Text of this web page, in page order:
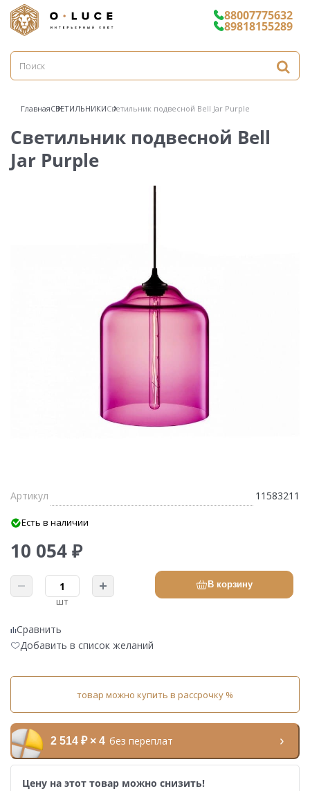
88007775632
89818155289
ГлавнаяСВЕТИЛЬНИКИСветильник подвесной Bell Jar Purple
Светильник подвесной Bell
Jar Purple
Артикул 11583211
Есть в наличии
10 054 ₽
шт
В корзину
Сравнить
Добавить в список желаний
товар можно купить в рассрочку %
2 514 ₽ × 4 без переплат
Цену на этот товар можно снизить!